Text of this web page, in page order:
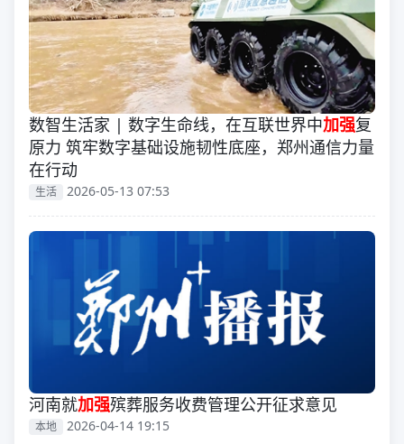
数智生活家 | 数字生命线，在互联世界中加强复
原力 筑牢数字基础设施韧性底座，郑州通信力量
在行动
生活 2026-05-13 07:53
河南就加强殡葬服务收费管理公开征求意见
本地 2026-04-14 19:15